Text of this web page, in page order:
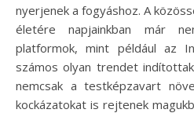
nyerjenek a fogyáshoz. A
életére napjainkban már
platformok, mint például az
számos olyan trendet
nemcsak a testképzavart
kockázatokat is rejtenek